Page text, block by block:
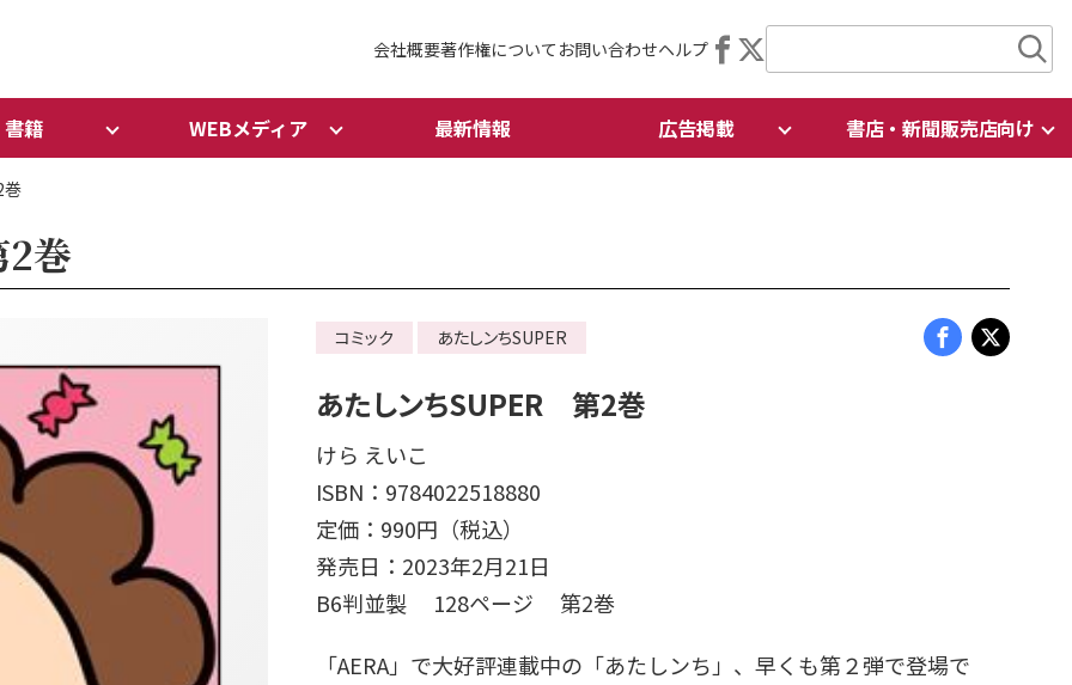
会社概要著作権について お問い合わせヘルプ
書籍 WEBメディア 最新情報 広告掲載 書店・新聞販売店向け
巻
巻
コミック あたしンちSUPER
あたしンちSUPER 第2巻
けら えいこ
ISBN：9784022518880
定価：990円（税込）
発売日：2023年2月21日
B6判並製 128ページ 第2巻
「AERA」で大好評連載中の「あたしンち」、早くも第２弾で登場で